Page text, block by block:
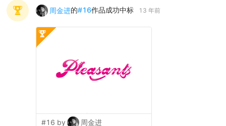
周金进的#16作品成功中标 13 年前
#16 by 周金进